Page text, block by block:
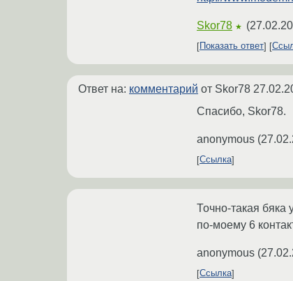
Skor78 ★ (
Показать ответ
Ответ на: комментарий от Skor78
Спасибо, Skor78.
anonymous (
Ссылка
Точно-такая
по-моему 6
anonymous (
Ссылка